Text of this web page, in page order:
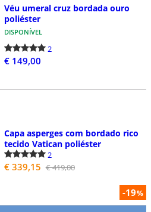
Véu umeral cruz bordada ouro
poliéster
DISPONÍVEL
2
€ 149,00
-19%
Capa asperges com bordado rico
tecido Vatican poliéster
2
€ 339,15 € 419,00